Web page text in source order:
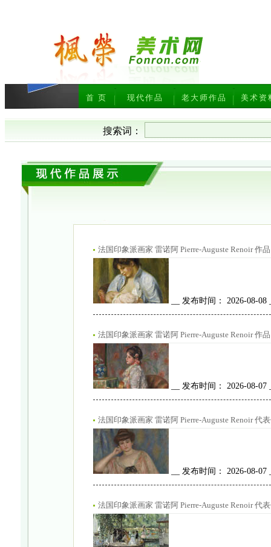
美术资
老大师作品
现代作品
首 页
搜索词：
法国印象派画家 雷诺阿 Pierre-Auguste Renoir 作
__ 发布时间： 2026-08-08
法国印象派画家 雷诺阿 Pierre-Auguste Renoir 作
__ 发布时间： 2026-08-07
法国印象派画家 雷诺阿 Pierre-Auguste Renoir 代
__ 发布时间： 2026-08-07
法国印象派画家 雷诺阿 Pierre-Auguste Renoir 代